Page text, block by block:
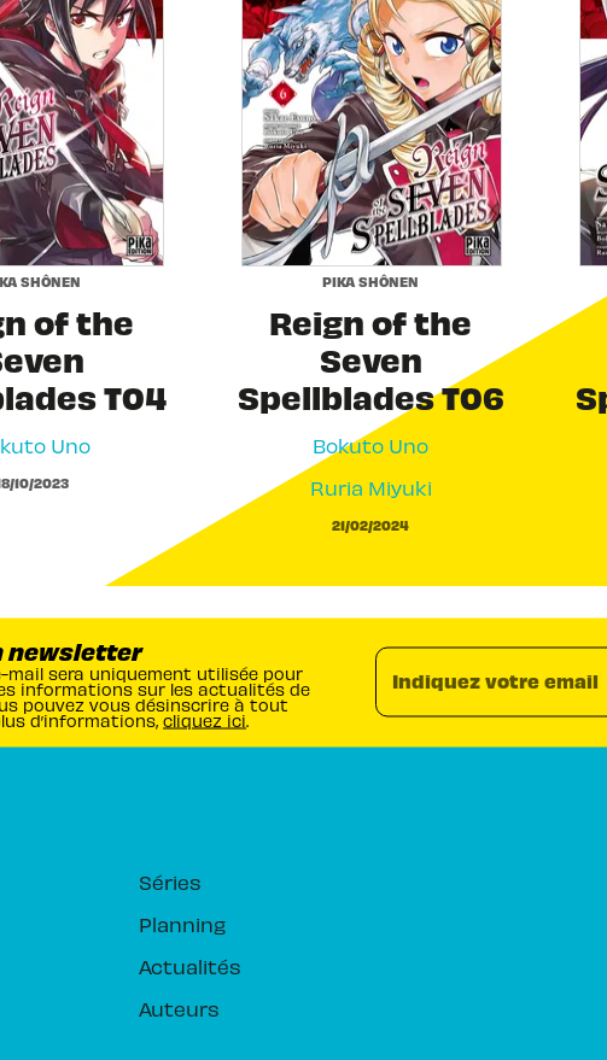
SHÔNEN
of the
T04
Uno
10/2023
PIKA SHÔNEN
Reign of the
Seven
Spellblades T06
Bokuto Uno
Ruria Miyuki
21/02/2024
newsletter
mail sera uniquement utilisée pour
informations sur les actualités de
pouvez vous désinscrire à tout
d’informations, cliquez ici
Indiquez votre email
Séries
Planning
Actualités
Auteurs